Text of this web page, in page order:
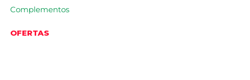
Complementos
OFERTAS